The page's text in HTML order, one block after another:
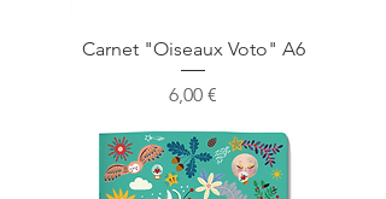
Carnet "Oiseaux Voto" A6
Prix
6,00 €